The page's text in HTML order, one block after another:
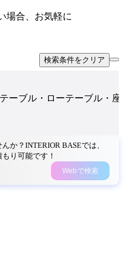
場合、お気軽に
検索条件をクリア
ーブル・ローテーブル・座卓
か？INTERIOR BASEでは、
り可能です！
Webで検索